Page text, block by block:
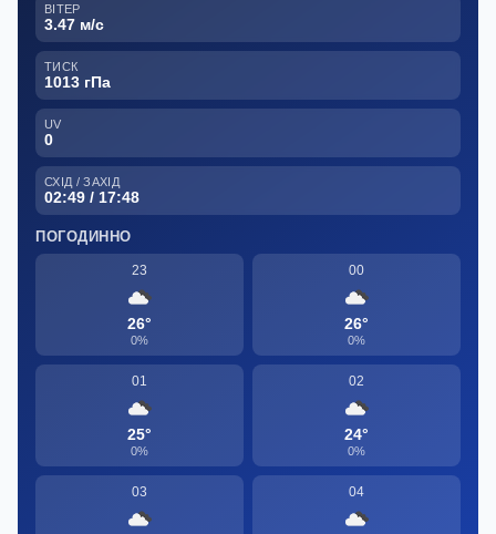
ВІТЕР
3.47 м/с
ТИСК
1013 гПа
UV
0
СХІД / ЗАХІД
02:49 / 17:48
ПОГОДИННО
23
26°
0%
00
26°
0%
01
25°
0%
02
24°
0%
03 04